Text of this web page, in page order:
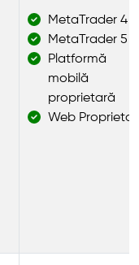
MetaTrader 4
MetaTrader 5
Platformă
mobilă
proprietară
Web Proprietar